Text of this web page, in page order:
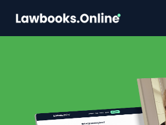
FAQ
Contact